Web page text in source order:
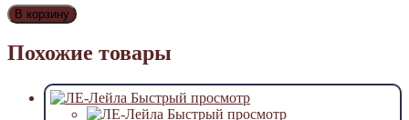
В корзину
Похожие товары
Быстрый просмотр
Быстрый просмотр